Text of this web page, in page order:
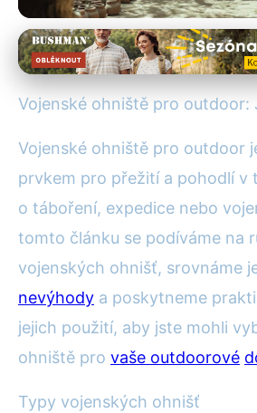
Bezpečnost a přežití v přírodě
Nejlepší Vojenské
8. 11. 2025 · 4 min čtení · Autor: Petra
Vojenské ohniště pro outdoor:
Vojenské ohniště pro outdoor
prvkem pro přežití a pohodlí v
o táboření, expedice nebo
tomto článku se podíváme na
vojenských ohnišť, srovnáme
nevýhody a poskytneme
jejich použití, aby jste mohli
ohniště pro vaše outdoorové
Typy vojenských ohnišť